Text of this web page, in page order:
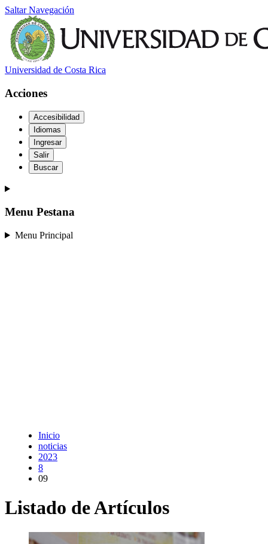
Saltar Navegación
Universidad de Costa Rica
Acciones
Accesibilidad
Idiomas
Ingresar
Salir
Buscar
Menu Pestana
Menu Principal
Inicio
noticias
2023
8
09
Listado de Artículos